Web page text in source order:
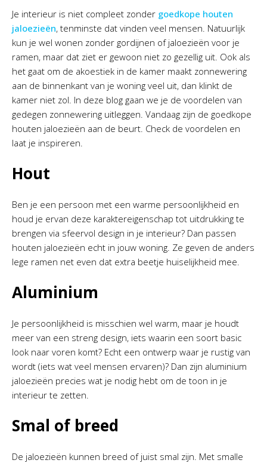
Je interieur is niet compleet zonder goedkope houten
jaloezieën, tenminste dat vinden veel mensen. Natuurlijk
kun je wel wonen zonder gordijnen of jaloezieën voor je
ramen, maar dat ziet er gewoon niet zo gezellig uit. Ook als
het gaat om de akoestiek in de kamer maakt zonnewering
aan de binnenkant van je woning veel uit, dan klinkt de
kamer niet zol. In deze blog gaan we je de voordelen van
gedegen zonnewering uitleggen. Vandaag zijn de goedkope
houten jaloezieën aan de beurt. Check de voordelen en
laat je inspireren.
Hout
Ben je een persoon met een warme persoonlijkheid en
houd je ervan deze karaktereigenschap tot uitdrukking te
brengen via sfeervol design in je interieur? Dan passen
houten jaloezieën echt in jouw woning. Ze geven de anders
lege ramen net even dat extra beetje huiselijkheid mee.
Aluminium
Je persoonlijkheid is misschien wel warm, maar je houdt
meer van een streng design, iets waarin een soort basic
look naar voren komt? Echt een ontwerp waar je rustig van
wordt (iets wat veel mensen ervaren)? Dan zijn aluminium
jaloezieën precies wat je nodig hebt om de toon in je
interieur te zetten.
Smal of breed
De jaloezieën kunnen breed of juist smal zijn. Met smalle